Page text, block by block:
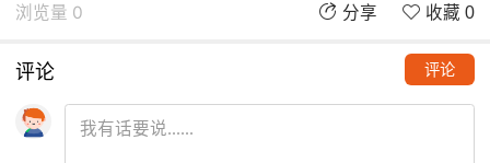
浏览量 0 分享 收藏 0
评论 评论